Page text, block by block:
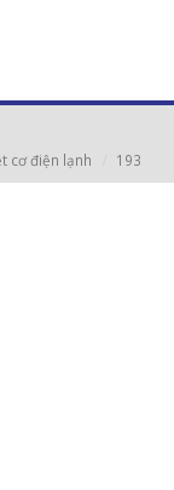
cơ điện lạnh
193